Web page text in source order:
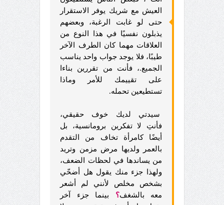
العيش مع شريك يوفر الاستقرار
حتى لو غابت الرغبة، وبعضهم
يذبلون نفسيًا في هذا النوع من
العلاقات مهما كان الطرف الآخر
طيبًا، فلا يوجد جواب واحد يناسب
الجميع.، فأنت من تقررين بناءا
على تقييمك للأمر وماذا
تستطيعين تحمله.
سيدتي لديك خوف حقيقي،
فأنتِ لا تفكرين برومانسية، بل
أيضًا كامرأة تخاف من التقدم
بالعمر ولديها مرض مزمن وتريد
من يساندها في لحظات الضعف،
ولهذا جزء منك يقول هل أضحّي
بشخص مخلص لأنني لم أشعر
معه بالشغف؟ بينما جزء آخر